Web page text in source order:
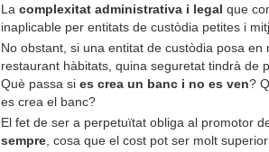
La complexitat administrativa i legal que
inaplicable per entitats de custòdia petites i
No obstant, si una entitat de custòdia posa
restaurant hàbitats, quina seguretat tindrà de
Què passa si es crea un banc i no es ven?
es crea el banc?
El fet de ser a perpetuïtat obliga al promotor
sempre , cosa que el cost pot ser molt